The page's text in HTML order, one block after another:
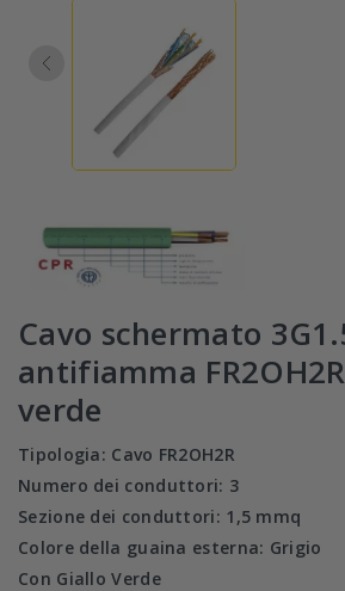
Cavo schermato
antifiamma
verde
Tipologia: Cavo FR2OH2R
Numero dei conduttori: 3
Sezione dei conduttori: 1,5 mmq
Colore della guaina esterna: Grigio
Con Giallo Verde